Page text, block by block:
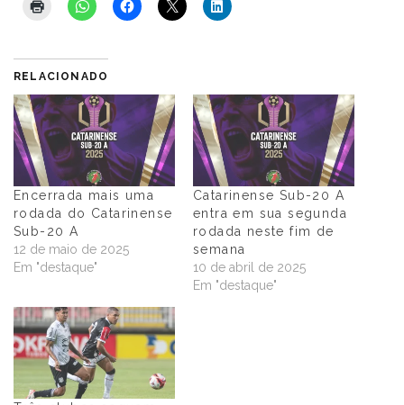
RELACIONADO
Encerrada mais uma
rodada do Catarinense
Sub-20 A
12 de maio de 2025
Em "destaque"
Catarinense Sub-20 A
entra em sua segunda
rodada neste fim de
semana
10 de abril de 2025
Em "destaque"